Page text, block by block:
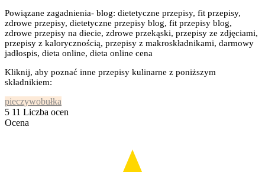
Powiązane zagadnienia- blog: dietetyczne przepisy, fit przepisy,
zdrowe przepisy, dietetyczne przepisy blog, fit przepisy blog,
zdrowe przepisy na diecie, zdrowe przekąski, przepisy ze zdjęciami,
przepisy z kalorycznością, przepisy z makroskładnikami, darmowy
jadłospis, dieta online, dieta online cena
Kliknij, aby poznać inne przepisy kulinarne z poniższym
składnikiem:
pieczywobułka
5 11 Liczba ocen
Ocena